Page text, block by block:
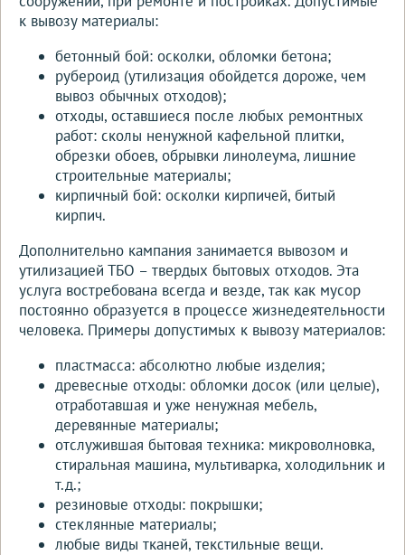
к вывозу материалы:
бетонный бой: осколки, обломки бетона;
рубероид (утилизация обойдется дороже, чем
вывоз обычных отходов);
отходы, оставшиеся после любых ремонтных
работ: сколы ненужной кафельной плитки,
обрезки обоев, обрывки линолеума, лишние
строительные материалы;
кирпичный бой: осколки кирпичей, битый
кирпич.
Дополнительно кампания занимается вывозом и
утилизацией ТБО – твердых бытовых отходов. Эта
услуга востребована всегда и везде, так как мусор
постоянно образуется в процессе жизнедеятельности
человека. Примеры допустимых к вывозу материалов:
пластмасса: абсолютно любые изделия;
древесные отходы: обломки досок (или целые),
отработавшая и уже ненужная мебель,
деревянные материалы;
отслужившая бытовая техника: микроволновка,
стиральная машина, мультиварка, холодильник и
т.д.;
резиновые отходы: покрышки;
стеклянные материалы;
любые виды тканей, текстильные вещи.